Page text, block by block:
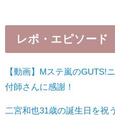
レポ・エピソード
【動画】Mステ嵐のGUTS!
付師さんに感謝！
二宮和也31歳の誕生日を祝